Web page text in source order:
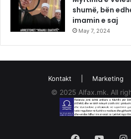
shumë, bën
imamin e saj
May 7, 2024
Kontakt Marketing
© 2025 Alfax.mk. All